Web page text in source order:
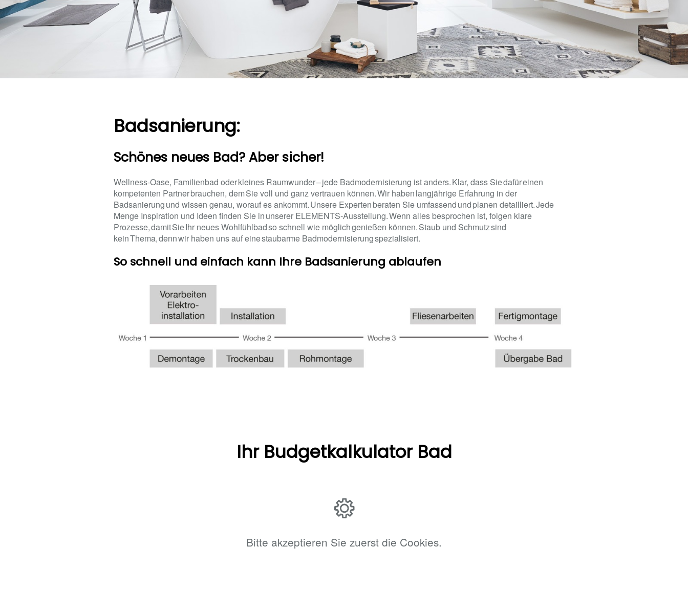
Badsanierung:
Schönes neues Bad? Aber sicher!
Wellness-Oase, Familienbad oder kleines Raumwunder – jede Badmodernisierung ist anders. Klar, dass Sie dafür einen
kompetenten Partner brauchen, dem Sie voll und ganz vertrauen können. Wir haben langjährige Erfahrung in der
Badsanierung und wissen genau, worauf es ankommt. Unsere Experten beraten Sie umfassend und planen detailliert. Jede
Menge Inspiration und Ideen finden Sie in unserer ELEMENTS-Ausstellung. Wenn alles besprochen ist, folgen klare
Prozesse, damit Sie Ihr neues Wohlfühlbad so schnell wie möglich genießen können. Staub und Schmutz sind
kein Thema, denn wir haben uns auf eine staubarme Badmodernisierung spezialisiert.
So schnell und einfach kann Ihre Badsanierung ablaufen
Ihr Budgetkalkulator Bad
Bitte akzeptieren Sie zuerst die Cookies.